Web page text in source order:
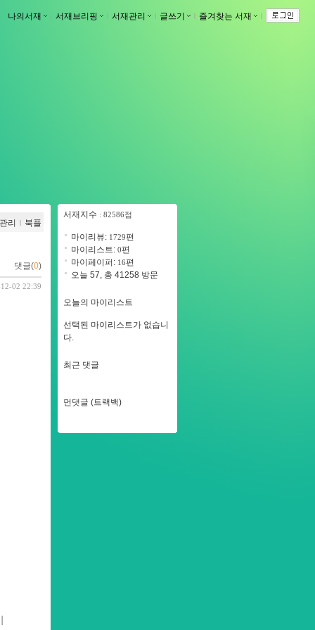
나의서재 ｌ 서재브리핑 서재관리 ｌ 글쓰기 ｌ 즐겨찾는 서재 ｌ
리 ｌ 북플
댓글(0)
02 22:39
서재지수 : 82586점
마이리뷰: 1729편
마이리스트: 0편
마이페이퍼: 16편
오늘 57, 총 41258 방문
오늘의 마이리스트
선택된 마이리스트가 없습니
다.
최근 댓글
먼댓글 (트랙백)